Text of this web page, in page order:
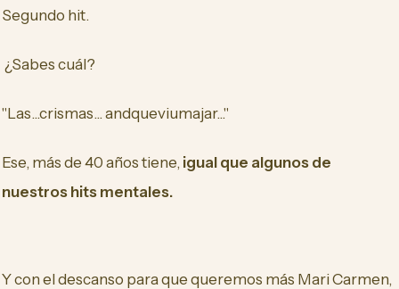
Segundo hit.
¿Sabes cuál?
"Las...crismas... andqueviumajar..."
Ese, más de 40 años tiene, igual que algunos de
nuestros hits mentales.
Y con el descanso para que queremos más Mari Carmen,